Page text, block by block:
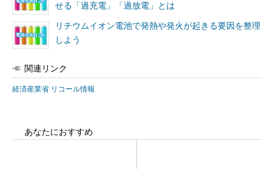
せる「過充電」「過放電」とは
リチウムイオン電池で発熱や発火が起きる要因を整理
しよう
関連リンク
経済産業省 リコール情報
あなたにおすすめ